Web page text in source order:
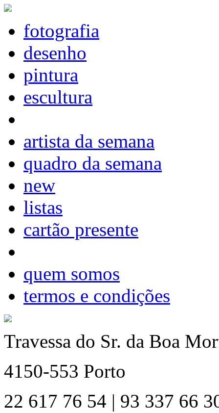
fotografia
desenho
pintura
escultura
artista da semana
quadro da semana
new
listas
cartão presente
quem somos
termos e condições
Travessa do Sr. da Boa
4150-553 Porto
22 617 76 54 | 93 337 66